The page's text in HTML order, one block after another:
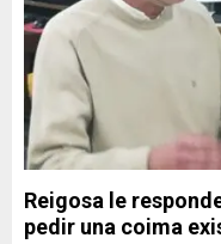
Reigosa le
pedir una coima